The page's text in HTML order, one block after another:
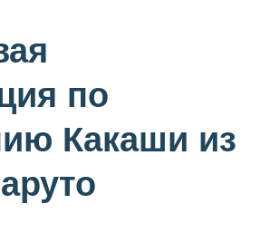
по
Какаши из